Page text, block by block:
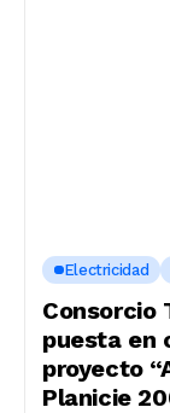
Electricidad
Consorcio
puesta en
proyecto
Planicie